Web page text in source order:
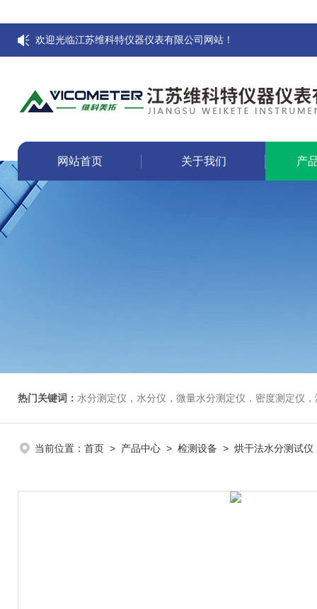
欢迎光临江苏维科特仪器仪表有限公司网站！
网站首页 关于我们 产
热门关键词： 水分测定仪，水分仪，微量水分测定仪，密度测定仪
当前位置： 首页 > 产品中心 > 检测设备 > 烘干法水分测试仪